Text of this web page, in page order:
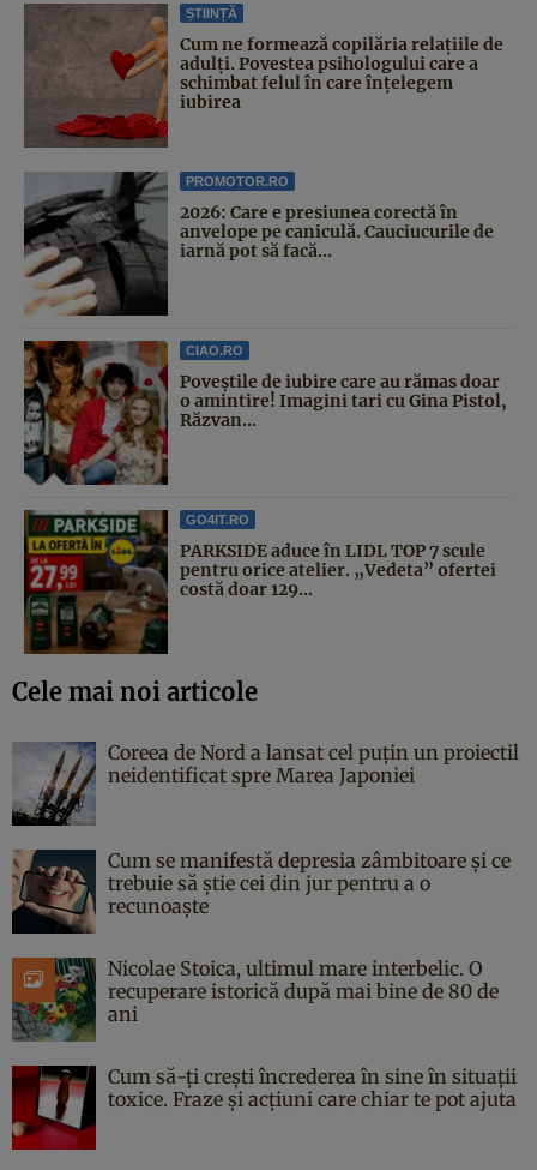
ȘTIINȚĂ
Cum ne formează copilăria relațiile de
adulți. Povestea psihologului care a
schimbat felul în care înțelegem
iubirea
PROMOTOR.RO
2026: Care e presiunea corectă în
anvelope pe caniculă. Cauciucurile de
iarnă pot să facă...
CIAO.RO
Poveştile de iubire care au rămas doar
o amintire! Imagini tari cu Gina Pistol,
Răzvan...
GO4IT.RO
PARKSIDE aduce în LIDL TOP 7 scule
pentru orice atelier. „Vedeta” ofertei
costă doar 129...
Cele mai noi articole
Coreea de Nord a lansat cel puțin un proiectil
neidentificat spre Marea Japoniei
Cum se manifestă depresia zâmbitoare și ce
trebuie să știe cei din jur pentru a o
recunoaște
Nicolae Stoica, ultimul mare interbelic. O
recuperare istorică după mai bine de 80 de
ani
Cum să-ți crești încrederea în sine în situații
toxice. Fraze și acțiuni care chiar te pot ajuta